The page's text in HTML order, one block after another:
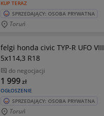
KUP TERAZ
SPRZEDAJĄCY: OSOBA PRYWATNA
Toruń
felgi honda civic TYP-R UFO VIII
5x114,3 R18
do negocjacji
OGŁOSZENIE
1 999zł
SPRZEDAJĄCY: OSOBA PRYWATNA
Toruń